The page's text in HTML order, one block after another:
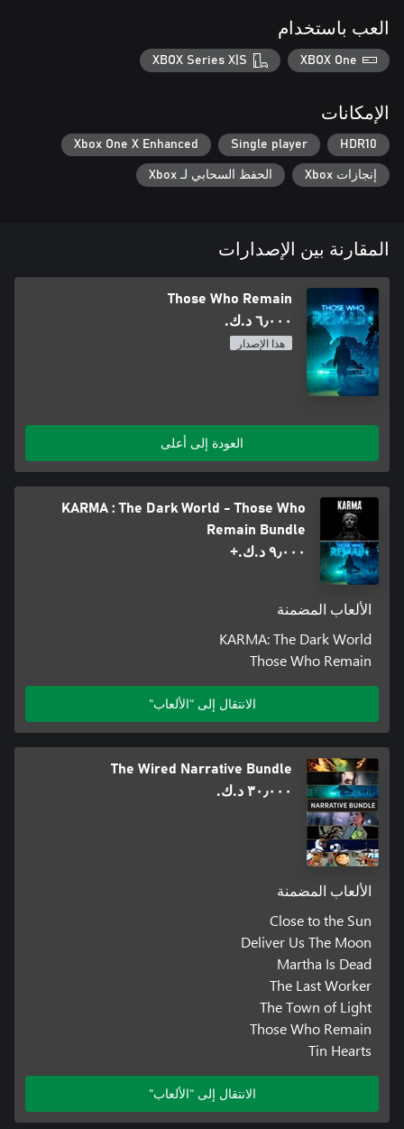
العب باستخدام
XBOX One
XBOX Series X|S
الإمكانات
HDR10
Single player
Xbox One X Enhanced
إنجازات Xbox الحفظ السحابي لـ Xbox
المقارنة بين الإصدارات
Those Who Remain
٦٫٠٠٠ د.ك.‏
هذا الإصدار
العودة إلى أعلى
KARMA : The Dark World - Those Who
Remain Bundle
٩٫٠٠٠ د.ك.‏+
الألعاب المضمنة
KARMA: The Dark World
Those Who Remain
الانتقال إلى "الألعاب"
The Wired Narrative Bundle
٣٠٫٠٠٠ د.ك.‏
الألعاب المضمنة
Close to the Sun
Deliver Us The Moon
Martha Is Dead
The Last Worker
The Town of Light
Those Who Remain
Tin Hearts
الانتقال إلى "الألعاب"